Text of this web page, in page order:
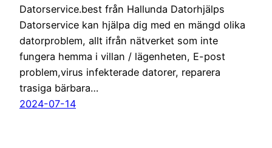
Datorservice.best från Hallunda Datorhjälps
Datorservice kan hjälpa dig med en mängd olika
datorproblem, allt ifrån nätverket som inte
fungera hemma i villan / lägenheten, E-post
problem,virus infekterade datorer, reparera
trasiga bärbara…
2024-07-14